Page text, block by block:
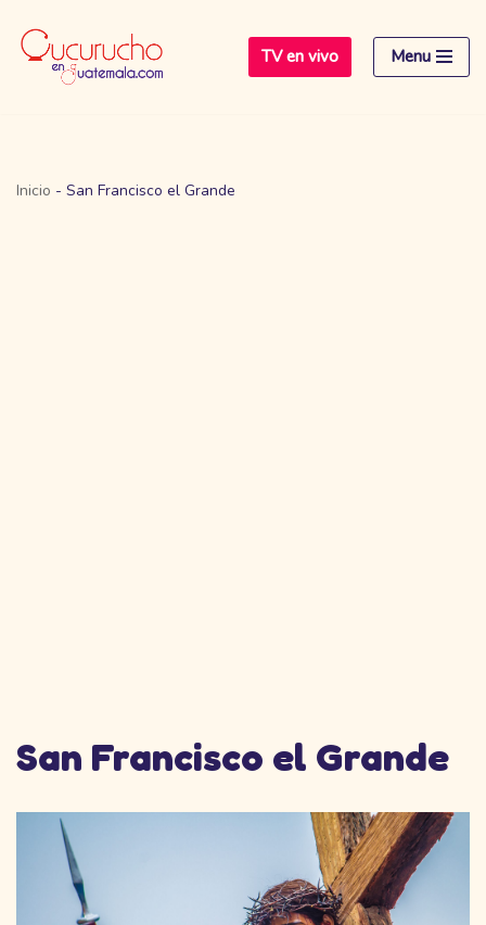
Saltar
TV en vivo Menu
Inicio - San Francisco el Grande
San Francisco el Grande